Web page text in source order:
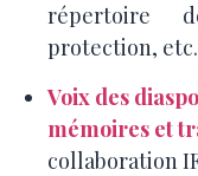
répertoire
protection,
Voix des
mémoires et
collaboration